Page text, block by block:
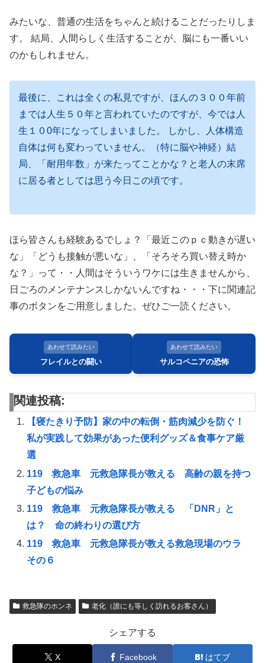
みたいな、普通の生活をちゃんと続けることだったりしま
す。 結局、人間らしく生活することが、脳にも一番いい
のかもしれません。
最後に、これは全くの私見ですが、ほんの３００年前
までは人生５０年と言われていたのですが、今では人
生１０0年になってしまいました。 しかし、人体構造
自体は何も変わっていません。（特に脳や神経）結
局、「耐用年数」が来たってことかな？と老人の末席
に居る者としては思う今日この頃です。
ほら皆さんも経験あるでしょ？「最近このｐｃ動きが遅い
な」「どうも接触が悪いな」、「そろそろ買い替え時か
な？」って・・人間はそういうワケには生きませんから、
日ごろのメンテナンスしかないんですね・・・下に関連記
事のボタンをご用意しました。ぜひご一読ください。
あわせて読みたい
フレイルとの闘い
あわせて読みたい
サルコペニアの恐怖
関連投稿:
【寝たきり予防】家の中の転倒・筋肉減少を防ぐ！
私が実践して効果があった便利グッズ＆食事ケア厳
選
119 救急車 元救急隊長が教える 高齢の親を持つ
子どもの悩み
119 救急車 元救急隊長が教える 「DNR」と
は？ 命の終わりの選び方
119 救急車 元救急隊長が教える救急現場のウラ
その６
救急隊のホンネ 老化（誰にも等しく訪れるお客さん）
シェアする
X Facebook はてブ